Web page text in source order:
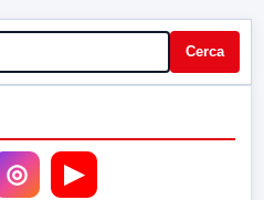
Cerca
◎ ▶